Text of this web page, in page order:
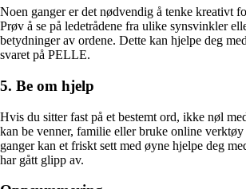
Noen ganger er det nødvendig å tenke kreativt
Prøv å se på ledetrådene fra ulike synsvinkler
betydninger av ordene. Dette kan hjelpe deg
svaret på PELLE.
5. Be om hjelp
Hvis du sitter fast på et bestemt ord, ikke nøl
kan be venner, familie eller bruke online
ganger kan et friskt sett med øyne hjelpe deg
har gått glipp av.